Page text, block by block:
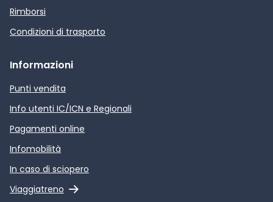
Rimborsi
Condizioni di trasporto
Informazioni
Punti vendita
Info utenti IC/ICN e Regionali
Pagamenti online
Infomobilità
In caso di sciopero
Viaggiatreno
Link esterno